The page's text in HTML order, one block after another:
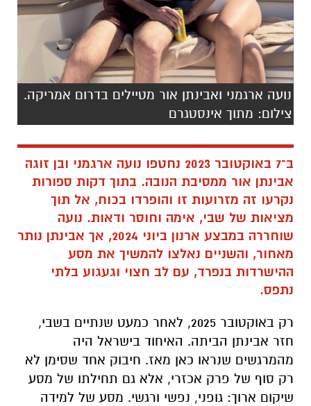
נועה ארגמני ואבינתן אור מטיילים בדרום אמריקה.
צילום: מתוך אינסטגרם
ב־7 באוקטובר 2023 נחטפו נועה ארגמני ובן זוגה
אבינתן אור ממסיבת הנובה. בתוך דקות ספורות
נקרעו זה מזרועות זו והופרדו בכוח, אל תוך
מציאות של שבי, אימה וחוסר ודאות. נועה
שוחררה במבצע ארנון ביוני 2024, אך אבינתן נותר
מאחור, והשניים נאלצו להמשיך את מסע
ההישרדות בנפרד, עם לב חצוי וגעגוע בלתי
נתפס.
רק באוקטובר 2025, לאחר כמעט שנתיים בשבי,
חזר אבינתן הביתה. האיחוד בישראל היה
מהמרגשים שנראו כאן מאז. חיבוק אחד שסימן לא
רק סוף של פרק אכזרי, אלא גם תחילתו של מסע
שיקום ארוך: גופני, נפשי ורגשי. מסע של למידה